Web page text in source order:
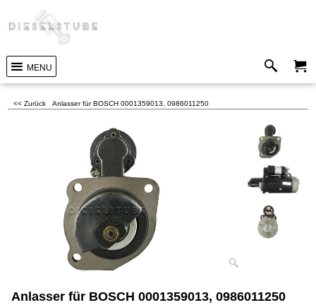
MENU
<< Zurück Anlasser für BOSCH 0001359013, 0986011250
Anlasser für BOSCH 0001359013, 0986011250